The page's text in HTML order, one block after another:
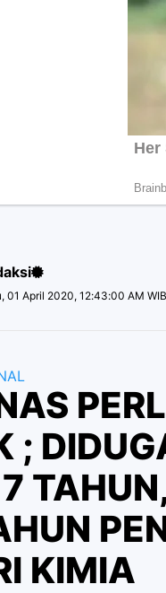
01 April 2020, 12:43:00 AM WIB
;
KIMIA